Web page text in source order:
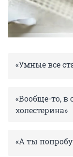
«Умные все
«Вообще-то, в
холестерина»
«А ты